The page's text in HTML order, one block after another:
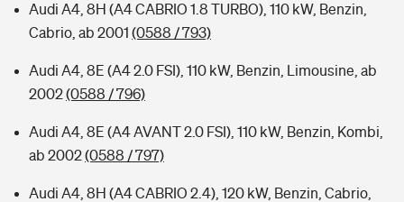
Audi A4, 8H (A4 CABRIO 1.8 TURBO), 110 kW, Benzin,
Cabrio, ab 2001 (0588 / 793)
Audi A4, 8E (A4 2.0 FSI), 110 kW, Benzin, Limousine, ab
2002(0588 / 796)
Audi A4, 8E (A4 AVANT 2.0 FSI), 110 kW, Benzin, Kombi,
ab 2002(0588 / 797)
Audi A4, 8H (A4 CABRIO 2.4), 120 kW, Benzin, Cabrio,